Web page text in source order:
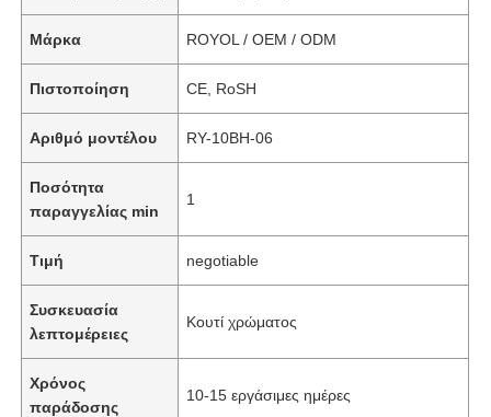
Μάρκα ROYOL / OEM / ODM
Πιστοποίηση CE, RoSH
Αριθμό μοντέλου RY-10BH-06
Ποσότητα
παραγγελίας min
1
Τιμή negotiable
Συσκευασία
λεπτομέρειες
Κουτί χρώματος
Χρόνος
παράδοσης
10-15 εργάσιμες ημέρες